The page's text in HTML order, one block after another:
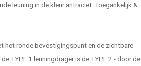
leuning in de kleur antraciet: Toegankelijk &
het ronde bevestigingspunt en de zichtbare
TYPE 1 leuningdrager is de TYPE 2 - door de